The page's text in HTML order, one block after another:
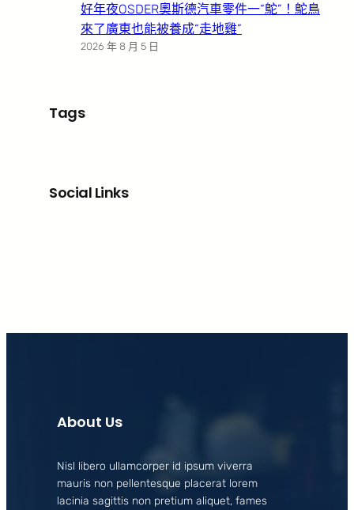
好年夜OSDER奧斯德汽車零件一“鴕”！鴕鳥
來了廣東也能被養成“走地雞”
2026 年 8 月 5 日
Tags
Social Links
About Us
Nisl libero ullamcorper id ipsum viverra
mauris non pellentesque placerat lorem
lacinia sagittis non pretium aliquet, fames